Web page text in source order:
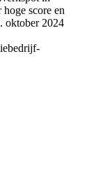
score en
oktober 2024